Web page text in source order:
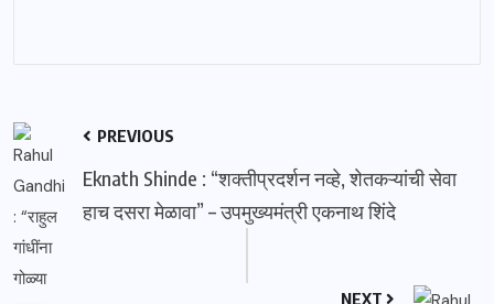
PREVIOUS
Eknath Shinde : “शक्तीप्रदर्शन नव्हे, शेतकऱ्यांची सेवा
हाच दसरा मेळावा” – उपमुख्यमंत्री एकनाथ शिंदे
NEXT